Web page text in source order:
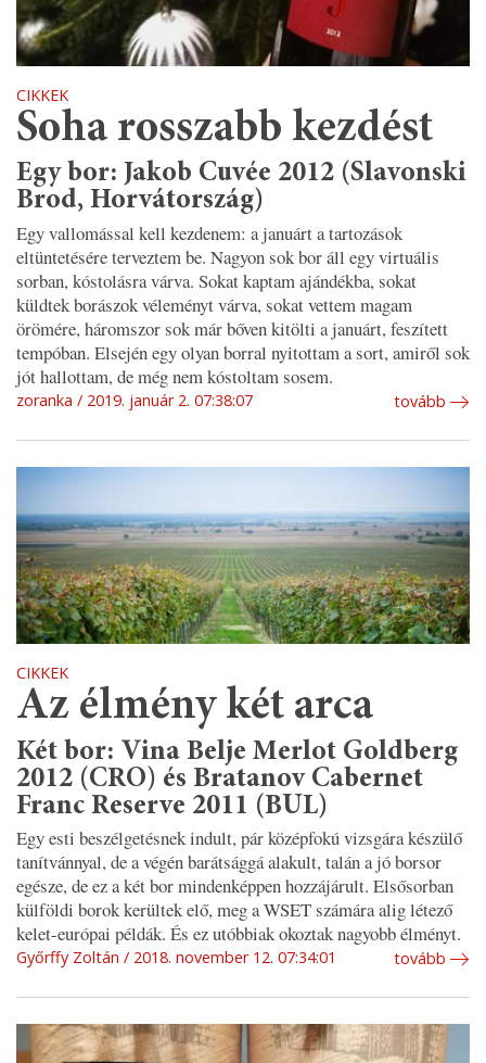
CIKKEK
Soha rosszabb kezdést
Egy bor: Jakob Cuvée 2012 (Slavonski
Brod, Horvátország)
Egy vallomással kell kezdenem: a januárt a tartozások
eltüntetésére terveztem be. Nagyon sok bor áll egy virtuális
sorban, kóstolásra várva. Sokat kaptam ajándékba, sokat
küldtek borászok véleményt várva, sokat vettem magam
örömére, háromszor sok már bőven kitölti a januárt, feszített
tempóban. Elsején egy olyan borral nyitottam a sort, amiről sok
jót hallottam, de még nem kóstoltam sosem.
zoranka 2019. január 2. 07:38:07 tovább
CIKKEK
Az élmény két arca
Két bor: Vina Belje Merlot Goldberg
2012 (CRO) és Bratanov Cabernet
Franc Reserve 2011 (BUL)
Egy esti beszélgetésnek indult, pár középfokú vizsgára készülő
tanítvánnyal, de a végén barátsággá alakult, talán a jó borsor
egésze, de ez a két bor mindenképpen hozzájárult. Elsősorban
külföldi borok kerültek elő, meg a WSET számára alig létező
kelet-európai példák. És ez utóbbiak okoztak nagyobb élményt.
Győrffy Zoltán 2018. november 12. 07:34:01 tovább